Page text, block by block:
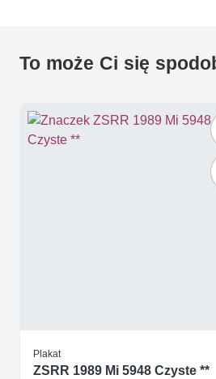
To może Ci się
Plakat
ZSRR 1989 Mi 5948 Czyste **